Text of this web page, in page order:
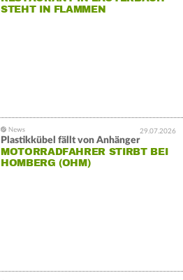
STEHT IN FLAMMEN
29.07.2026
Plastikkübel fällt von Anhänger
MOTORRADFAHRER STIRBT BEI
HOMBERG (OHM)